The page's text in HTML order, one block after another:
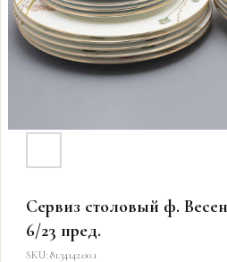
Сервиз столовый ф.
6/23 пред.
SKU: 81.34142.00.1